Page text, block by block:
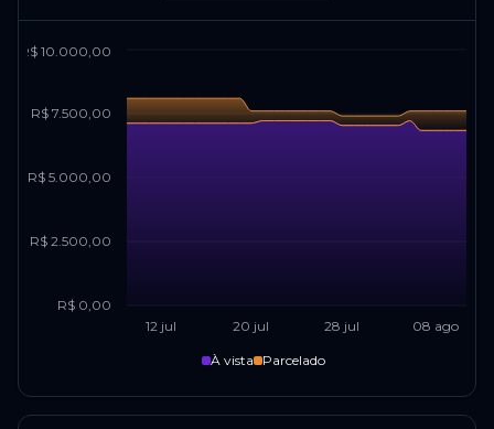
12 jul 20 jul 28 jul 08 ago
R$ 0,00
R$ 2.500,00
R$ 5.000,00
R$ 7.500,00
R$ 10.000,00
À vista Parcelado